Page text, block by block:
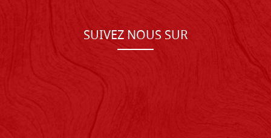
SUIVEZ NOUS SUR